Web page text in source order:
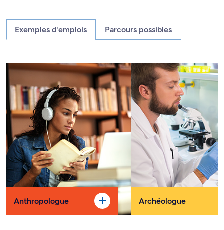
Exemples d'emplois Parcours possibles
Anthropologue Archéologue